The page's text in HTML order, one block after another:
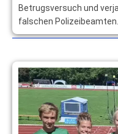
Betrugsversuch und
falschen